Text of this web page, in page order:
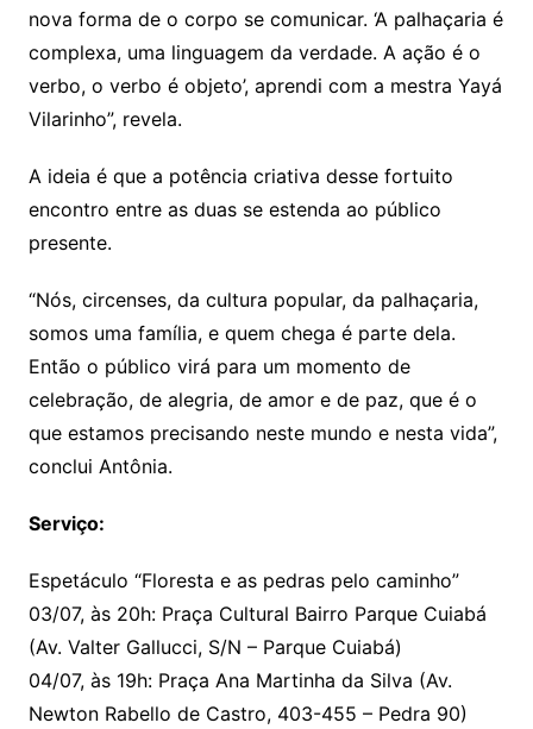
nova forma de o corpo se comunicar. ‘A palhaçaria é
complexa, uma linguagem da verdade. A ação é o
verbo, o verbo é objeto’, aprendi com a mestra Yayá
Vilarinho”, revela.
A ideia é que a potência criativa desse fortuito
encontro entre as duas se estenda ao público
presente.
“Nós, circenses, da cultura popular, da palhaçaria,
somos uma família, e quem chega é parte dela.
Então o público virá para um momento de
celebração, de alegria, de amor e de paz, que é o
que estamos precisando neste mundo e nesta vida”,
conclui Antônia.
Serviço:
Espetáculo “Floresta e as pedras pelo caminho”
03/07, às 20h: Praça Cultural Bairro Parque Cuiabá
(Av. Valter Gallucci, S/N – Parque Cuiabá)
04/07, às 19h: Praça Ana Martinha da Silva (Av.
Newton Rabello de Castro, 403-455 – Pedra 90)